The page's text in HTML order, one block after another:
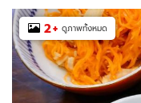
2+ ดูภาพทั้งหมด